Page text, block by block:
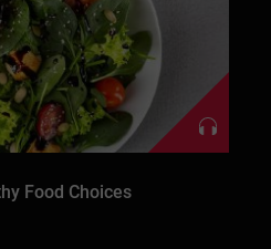
Food Choices